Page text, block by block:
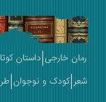
خارجی داستان کوتاه تاریخ
کودک و نوجوان طرح جلد